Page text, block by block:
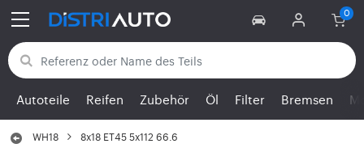
Zurück zu den Kategorien
Autoteile Reifen Zubehör Öl Filter Bremsen
WH18 8x18 ET45 5x112 66.6